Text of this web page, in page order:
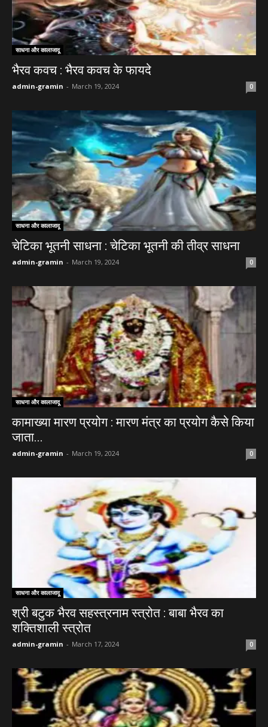
साधना और कालाजादू
भैरव कवच : भैरव कवच के फायदे
admin-gramin - March 19, 2024 0
साधना और कालाजादू
चेटिका भूतनी साधना : चेटिका भूतनी की तीव्र साधना
admin-gramin - March 19, 2024 0
साधना और कालाजादू
कामाख्या मारण प्रयोग : मारण मंत्र का प्रयोग कैसे किया
जाता...
admin-gramin - March 19, 2024 0
साधना और कालाजादू
श्री बटुक भैरव सहस्त्रनाम स्त्रोत : बाबा भैरव का
शक्तिशाली स्त्रोत
admin-gramin - March 17, 2024 0